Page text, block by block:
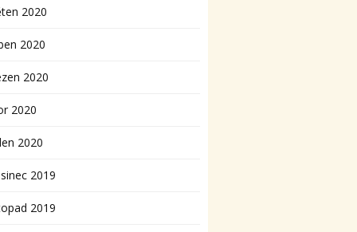
2020
2020
2020
2020
2020
2019
2019